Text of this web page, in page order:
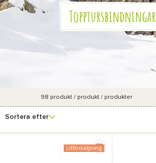
Topptursbindningar
98 produkt / produkt / produkter
Sortera efter
Utförsäljning